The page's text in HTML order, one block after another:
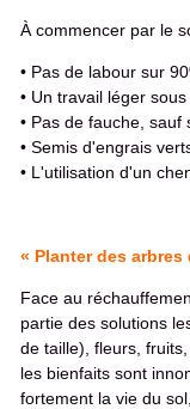
À commencer par le
• Pas de labour sur
• Un travail léger
• Pas de fauche,
• Semis d'engrais
• L'utilisation d'un
« Planter des
Face au
partie des solutions
de taille), fleurs,
les bienfaits sont
fortement la vie du